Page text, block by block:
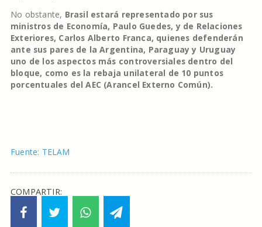
No obstante, Brasil estará representado por sus
ministros de Economía, Paulo Guedes, y de Relaciones
Exteriores, Carlos Alberto Franca, quienes defenderán
ante sus pares de la Argentina, Paraguay y Uruguay
uno de los aspectos más controversiales dentro del
bloque, como es la rebaja unilateral de 10 puntos
porcentuales del AEC (Arancel Externo Común).
Fuente: TELAM
COMPARTIR: